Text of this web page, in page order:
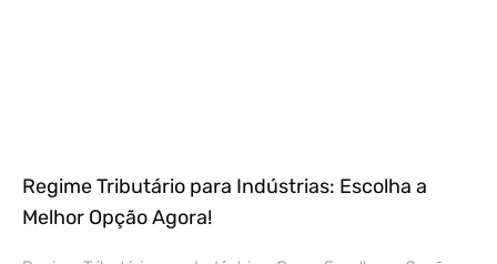
Regime Tributário para Indústrias: Escolha a
Melhor Opção Agora!